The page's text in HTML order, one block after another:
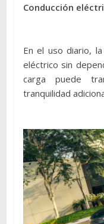
Conducción
En el uso diario,
eléctrico sin
carga puede
tranquilidad